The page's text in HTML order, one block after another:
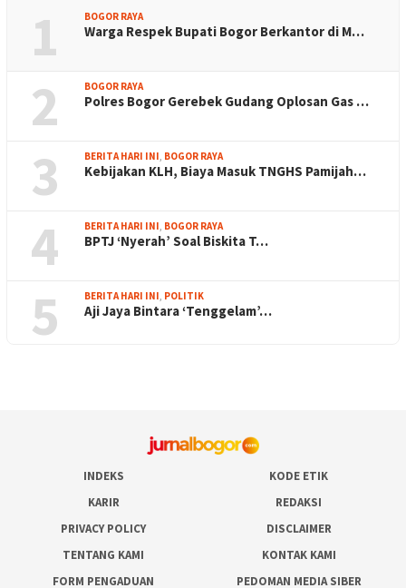
1 BOGOR RAYA
Warga Respek Bupati Bogor Berkantor di M…
2 BOGOR RAYA
Polres Bogor Gerebek Gudang Oplosan Gas …
3 BERITA HARI INI BOGOR RAYA
Kebijakan KLH, Biaya Masuk TNGHS Pamijah…
4 BERITA HARI INI BOGOR RAYA
BPTJ ‘Nyerah’ Soal Biskita T…
5 BERITA HARI INI POLITIK
Aji Jaya Bintara ‘Tenggelam’…
INDEKS
KODE ETIK
KARIR
REDAKSI
PRIVACY POLICY
DISCLAIMER
TENTANG KAMI
KONTAK KAMI
FORM PENGADUAN
PEDOMAN MEDIA SIBER